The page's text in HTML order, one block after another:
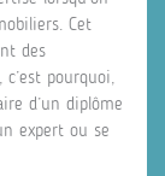
Cet
des
pourquoi,
d’un diplôme
expert ou se